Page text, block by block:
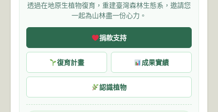
透過在地原生植物復育，重建臺灣森林生態系，邀請您
一起為山林盡一份心力。
捐款支持
復育計畫 成果實績
認識植物